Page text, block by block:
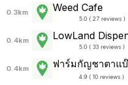
0.3km Weed Cafe
5.0 ( 27 reviews )
0.4km LowLand
5.0 ( 33 reviews )
0.4km ฟาร์มกัญชาตาแ
4.9 ( 10 reviews )